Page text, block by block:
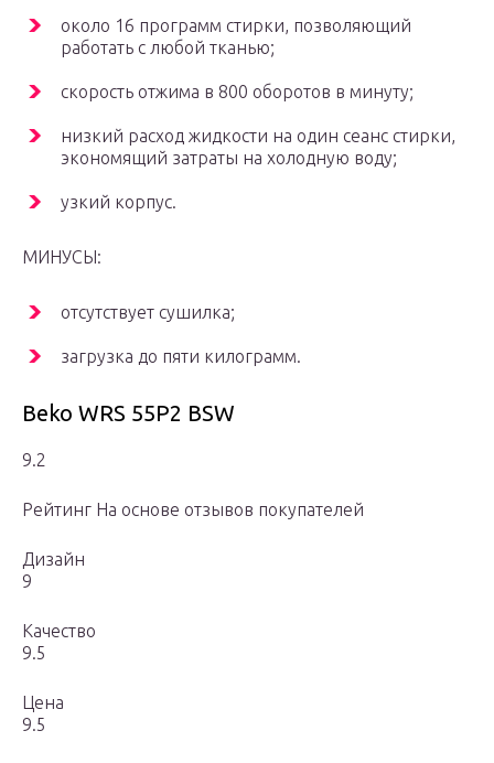
около 16 программ стирки, позволяющий
работать с любой тканью;
скорость отжима в 800 оборотов в минуту;
низкий расход жидкости на один сеанс стирки,
экономящий затраты на холодную воду;
узкий корпус.
МИНУСЫ:
отсутствует сушилка;
загрузка до пяти килограмм.
Beko WRS 55P2 BSW
9.2
Рейтинг На основе отзывов покупателей
Дизайн
9
Качество
9.5
Цена
9.5